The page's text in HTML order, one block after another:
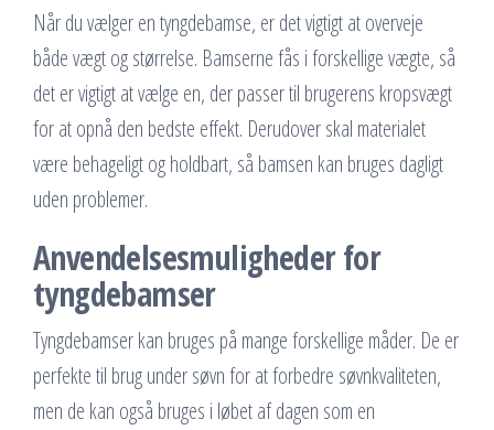
Når du vælger en tyngdebamse, er det vigtigt at overveje
både vægt og størrelse. Bamserne fås i forskellige vægte, så
det er vigtigt at vælge en, der passer til brugerens kropsvægt
for at opnå den bedste effekt. Derudover skal materialet
være behageligt og holdbart, så bamsen kan bruges dagligt
uden problemer.
Anvendelsesmuligheder for
tyngdebamser
Tyngdebamser kan bruges på mange forskellige måder. De er
perfekte til brug under søvn for at forbedre søvnkvaliteten,
men de kan også bruges i løbet af dagen som en